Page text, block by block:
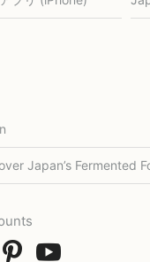
Japan’s Fermented